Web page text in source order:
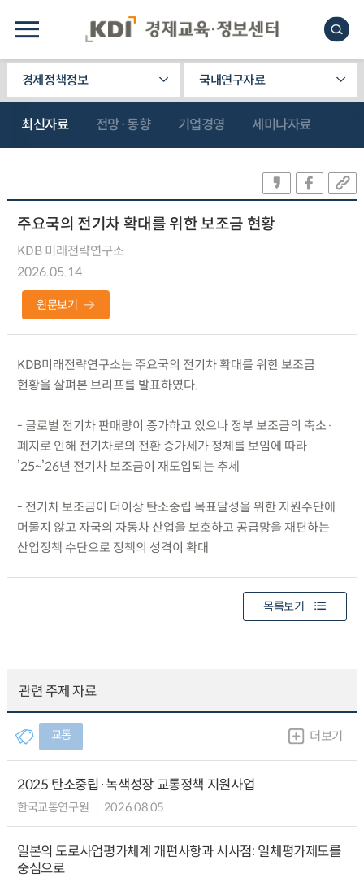
경제정책정보 국내연구자료
최신자료 전망·동향 기업경영 세미나자료
주요국의 전기차 확대를 위한 보조금 현황
KDB 미래전략연구소
2026.05.14
원문보기
KDB미래전략연구소는 주요국의 전기차 확대를 위한 보조금
현황을 살펴본 브리프를 발표하였다.
- 글로벌 전기차 판매량이 증가하고 있으나 정부 보조금의 축소·
폐지로 인해 전기차로의 전환 증가세가 정체를 보임에 따라
’25~’26년 전기차 보조금이 재도입되는 추세
- 전기차 보조금이 더이상 탄소중립 목표달성을 위한 지원수단에
머물지 않고 자국의 자동차 산업을 보호하고 공급망을 재편하는
산업정책 수단으로 정책의 성격이 확대
목록보기
관련 주제 자료
교통 더보기
2025 탄소중립·녹색성장 교통정책 지원사업
한국교통연구원 2026.08.05
일본의 도로사업평가체계 개편사항과 시사점: 일체평가제도를
중심으로